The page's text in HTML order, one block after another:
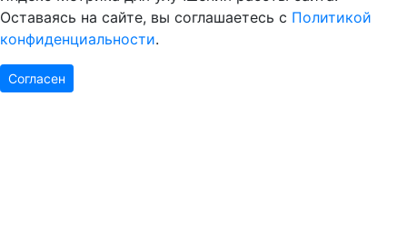
Оставаясь на сайте, вы соглашаетесь с Политикой
конфиденциальности.
Согласен